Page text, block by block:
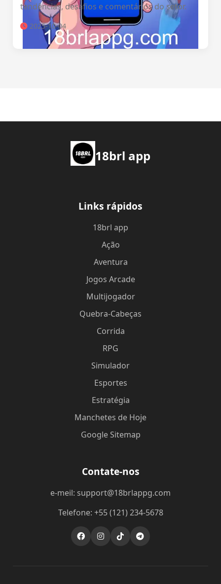
tendências, desafios e comentários do setor.
2025-10-04
18brl app
Links rápidos
18brl app
Ação
Aventura
Jogos Arcade
Multijogador
Quebra-Cabeças
Corrida
RPG
Simulador
Esportes
Estratégia
Manchetes de Hoje
Google Sitemap
Contate-nos
e-meil: support@18brlappg.com
Telefone: +55 (121) 234-5678